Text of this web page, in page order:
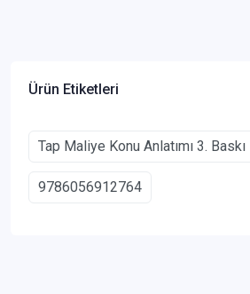
Ürün Etiketleri
Tap Maliye Konu Anlatımı 3. Baskı
9786056912764